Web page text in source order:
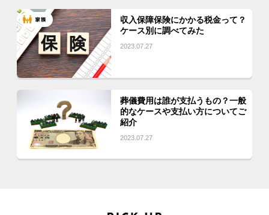
収入保障保険にかかる税金って？
ケース別に調べてみた
2023.07.27
葬儀費用は誰が支払うもの？一般
的なケースや支払い方についてご
紹介
2023.07.27